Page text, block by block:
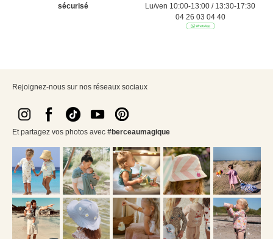
sécurisé
Lu/ven 10:00-13:00 / 13:30-17:30
04 26 03 04 40
Rejoignez-nous sur nos réseaux sociaux
Et partagez vos photos avec #berceaumagique